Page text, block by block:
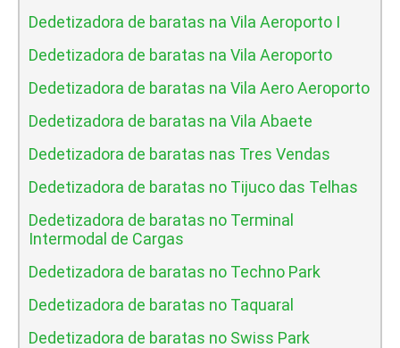
Dedetizadora de baratas na Vila Aeroporto I
Dedetizadora de baratas na Vila Aeroporto
Dedetizadora de baratas na Vila Aero Aeroporto
Dedetizadora de baratas na Vila Abaete
Dedetizadora de baratas nas Tres Vendas
Dedetizadora de baratas no Tijuco das Telhas
Dedetizadora de baratas no Terminal
Intermodal de Cargas
Dedetizadora de baratas no Techno Park
Dedetizadora de baratas no Taquaral
Dedetizadora de baratas no Swiss Park